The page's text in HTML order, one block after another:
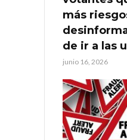
más
de ir a las
junio 16, 2026